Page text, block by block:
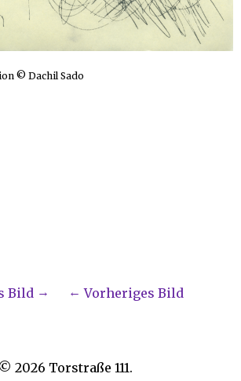
© Dachil Sado
Bild Vorheriges Bild
© 2026 Torstraße 111.